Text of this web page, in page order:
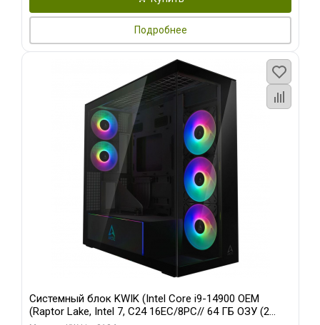
Подробнее
Системный блок KWIK (Intel Core i9-14900 OEM
(Raptor Lake, Intel 7, C24 16EC/8PC// 64 ГБ ОЗУ (2